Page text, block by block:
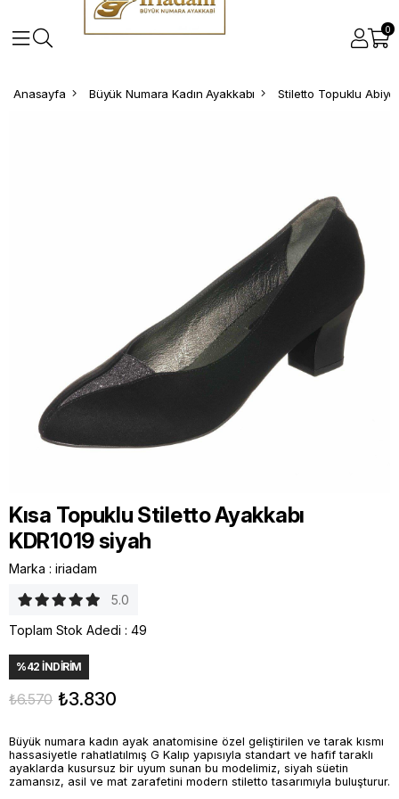
0
Anasayfa Büyük Numara Kadın Ayakkabı Stiletto Topuklu Abiye
Kısa Topuklu Stiletto Ayakkabı
KDR1019 siyah
Marka : iriadam
5.0
Toplam Stok Adedi : 49
%42 İNDIRIM
₺6.570 ₺3.830
Büyük numara kadın ayak anatomisine özel geliştirilen ve tarak kısmı
hassasiyetle rahatlatılmış G Kalıp yapısıyla standart ve hafif taraklı
ayaklarda kusursuz bir uyum sunan bu modelimiz, siyah süetin
zamansız, asil ve mat zarafetini modern stiletto tasarımıyla buluşturur.